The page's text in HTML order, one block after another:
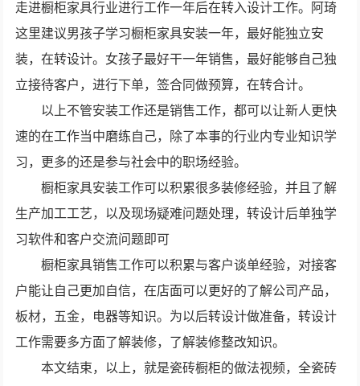
走进橱柜家具行业进行工作一年后在转入设计工作。阿琦
这里建议男孩子学习橱柜家具安装一年，最好能独立安
装，在转设计。女孩子最好干一年销售，最好能够自己独
立接待客户，进行下单，签合同做预算，在转合计。
以上不管安装工作还是销售工作，都可以让新人更快
速的在工作当中磨练自己，除了本事的行业内专业知识学
习，更多的还是参与社会中的职场经验。
橱柜家具安装工作可以积累很多装修经验，并且了解
生产加工工艺，以及现场疑难问题处理，转设计后单独学
习软件和客户交流问题即可
橱柜家具销售工作可以积累与客户谈单经验，对接客
户能让自己更加自信，在店面可以更好的了解公司产品，
板材，五金，电器等知识。为以后转设计做准备，转设计
工作需要多方面了解装修，了解装修整改知识。
本文结束，以上，就是瓷砖橱柜的做法视频，全瓷砖